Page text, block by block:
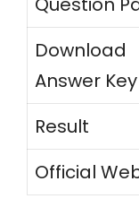
Download
Answer Key
Result
Official